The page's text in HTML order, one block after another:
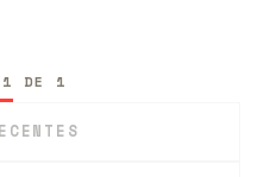
1 DE 1